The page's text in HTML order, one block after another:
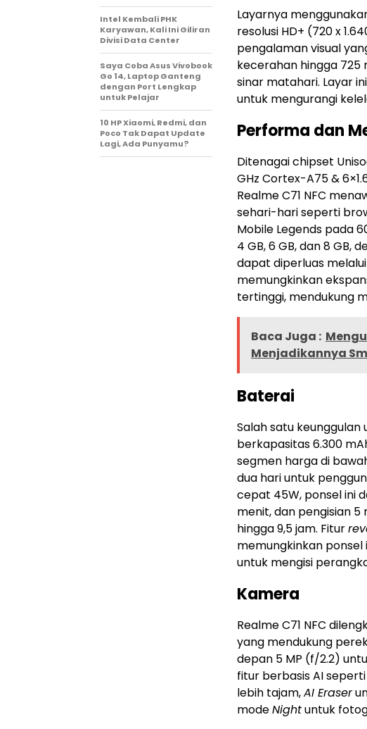
Layarnya
resolusi HD+ (720 x
pengalaman visual
kecerahan hingga 725
sinar matahari. Layar
untuk mengurangi
Performa dan
Ditenagai chipset
GHz Cortex-A75 &
Realme C71 NFC
sehari-hari seperti
Mobile Legends pada
4 GB, 6 GB, dan 8 GB,
dapat diperluas
memungkinkan
tertinggi, mendukung
Baca Juga :
Menjadikannya
Baterai
Salah satu keunggulan
berkapasitas 6.300
segmen harga di
dua hari untuk
cepat 45W, ponsel ini
menit, dan pengisian
hingga 9,5 jam. Fitur
memungkinkan
untuk mengisi
Kamera
Realme C71 NFC
yang mendukung
depan 5 MP (f/2.2)
fitur berbasis AI seperti
lebih tajam,AI Eraser
modeNightuntuk
Intel Kembali PHK
Karyawan, Kali Ini Giliran
Divisi Data Center
Saya Coba Asus Vivobook
Go 14, Laptop Ganteng
dengan Port Lengkap
untuk Pelajar
10 HP Xiaomi, Redmi, dan
Poco Tak Dapat Update
Lagi, Ada Punyamu?